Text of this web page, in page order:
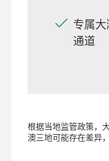
专属
通道
根据当地监管政策，
澳三地可能存在差异